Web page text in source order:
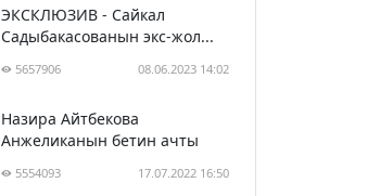
ЭКСКЛЮЗИВ - Сайкал
Садыбакасованын экс-жол...
5657906 08.06.2023 14:02
Назира Айтбекова
Анжеликанын бетин ачты
5554093 17.07.2022 16:50